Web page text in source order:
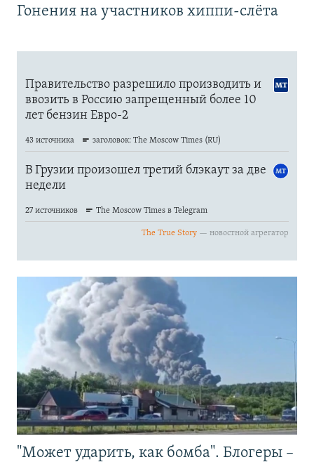
Гонения на участников хиппи-слёта
"Может ударить, как бомба". Блогеры –